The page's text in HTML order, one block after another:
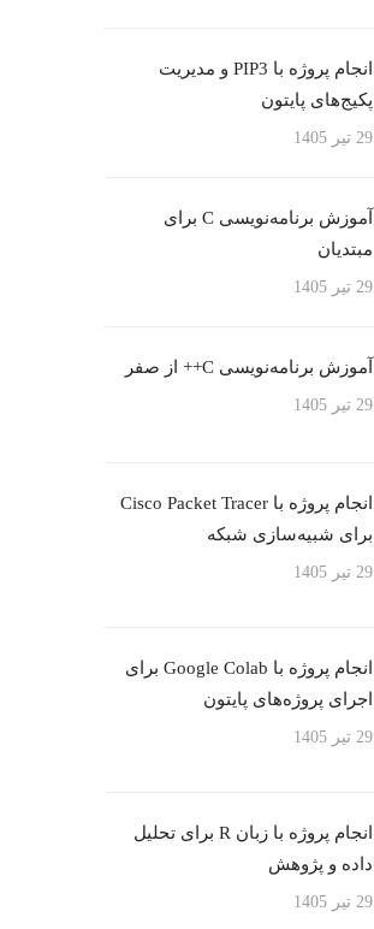
انجام پروژه با PIP3 و مدیریت
پکیج‌های پایتون
29 تیر 1405
آموزش برنامه‌نویسی C برای
مبتدیان
29 تیر 1405
آموزش برنامه‌نویسی C++ از صفر
29 تیر 1405
انجام پروژه با Cisco Packet Tracer
برای شبیه‌سازی شبکه
29 تیر 1405
انجام پروژه با Google Colab برای
اجرای پروژه‌های پایتون
29 تیر 1405
انجام پروژه با زبان R برای تحلیل
داده و پژوهش
29 تیر 1405